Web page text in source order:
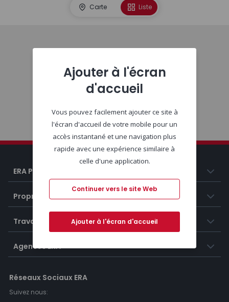
Carte Liste
ERA Portugal
Propriétés
Travailler chez ERA
Agences ERA
Réseaux Sociaux ERA
Suivez nous:
Ajouter à l'écran
d'accueil
Vous pouvez facilement ajouter ce site à
l'écran d'accueil de votre mobile pour un
accès instantané et une navigation plus
rapide avec une expérience similaire à
celle d'une application.
Continuer vers le site Web
Ajouter à l'écran d'accueil